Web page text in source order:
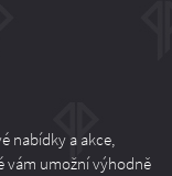
nabídky a akce,
vám umožní výhodně